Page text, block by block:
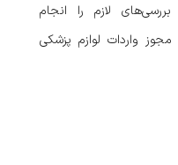
لازم را انجام
واردات لوازم پزشکی